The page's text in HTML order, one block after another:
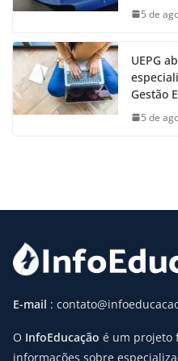
5 de
UEPG
Gestão
5 de
E-mail :
O InfoEducação é um projeto
informações sobre